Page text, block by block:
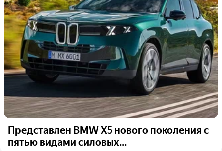
Представлен BMW X5 нового поколения с
пятью видами силовых...